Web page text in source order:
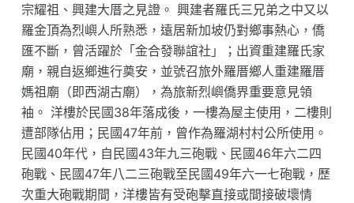
宗耀祖、興建大厝之見證。 興建者羅氏三兄弟之中又以
羅金頂為烈嶼人所熟悉，遠居新加坡仍對鄉事熱心，僑
匯不斷，曾活躍於「金合發聯誼社」；出資重建羅氏家
廟，親自返鄉進行奠安，並號召旅外羅厝鄉人重建羅厝
媽祖廟（即西湖古廟），為旅新烈嶼僑界重要意見領
袖。 洋樓於民國38年落成後，一樓為屋主使用，二樓則
遭部隊佔用；民國47年前，曾作為羅湖村村公所使用。
民國40年代，自民國43年九三砲戰、民國46年六二四
砲戰、民國47年八二三砲戰至民國49年六一七砲戰，歷
次重大砲戰期間，洋樓皆有受砲擊直接或間接破壞情